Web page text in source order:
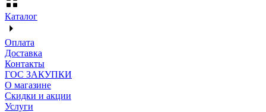
Каталог
Оплата
Доставка
Контакты
ГОС ЗАКУПКИ
О магазине
Скидки и акции
Услуги